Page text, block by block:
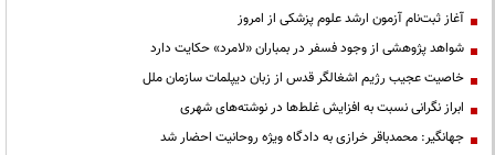
آغاز ثبت‌نام آزمون ارشد علوم پزشکی از امروز
شواهد پژوهشی از وجود فسفر در بمباران «لامرد» حکایت دارد
خاصیت عجیب رژیم اشغالگر قدس از زبان دیپلمات سازمان ملل
ابراز نگرانی نسبت به افزایش غلط‌ها در نوشته‌های شهری
جهانگیر: محمدباقر خرازی به دادگاه ویژه روحانیت احضار شد